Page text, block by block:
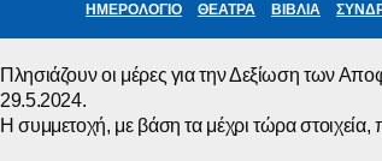
ΗΜΕΡΟΛΟΓΙΟ ΘΕΑΤΡΑ ΒΙΒΛΙΑ
Πλησιάζουν οι μέρες για την Δεξίωση των
29.5.2024.
Η συμμετοχή, με βάση τα μέχρι τώρα στοιχεία,